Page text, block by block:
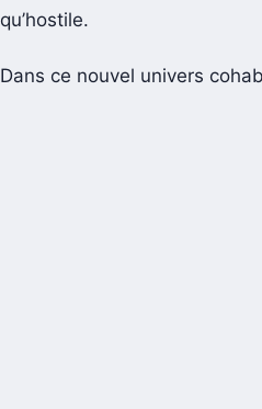
qu’hostile.
Dans ce nouvel univers